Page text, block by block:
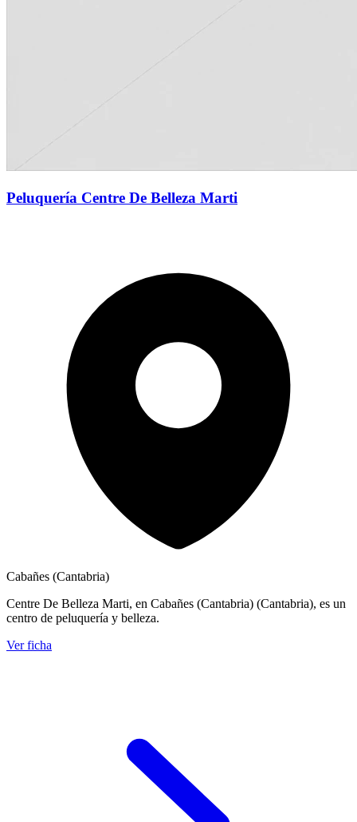
Peluquería Centre De Belleza Marti
Cabañes (Cantabria)
Centre De Belleza Marti, en Cabañes (Cantabria) (Cantabria), es un
centro de peluquería y belleza.
Ver ficha